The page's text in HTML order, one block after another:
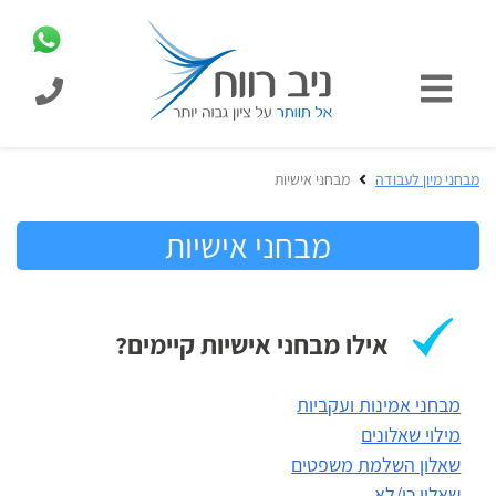
כניסת
תלמידים
למבחני
לעבודה
כללי
מבחנים
המוצרים
מבית
רווח
בחינות
קבלה
לאקדמיה
הכנה
מבחני מיון לעבודה מבחני אישיות
מבחני אישיות
אילו מבחני אישיות קיימים?
מבחני אמינות ועקביות
מילוי שאלונים
שאלון השלמת משפטים